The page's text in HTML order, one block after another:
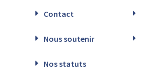
Contact
Nous soutenir
Nos statuts